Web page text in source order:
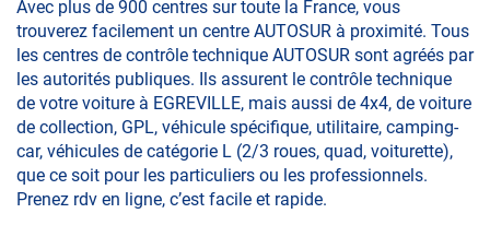
Avec plus de 900 centres sur toute la France, vous
trouverez facilement un centre AUTOSUR à proximité. Tous
les centres de contrôle technique AUTOSUR sont agréés par
les autorités publiques. Ils assurent le contrôle technique
de votre voiture à EGREVILLE, mais aussi de 4x4, de voiture
de collection, GPL, véhicule spécifique, utilitaire, camping-
car, véhicules de catégorie L (2/3 roues, quad, voiturette),
que ce soit pour les particuliers ou les professionnels.
Prenez rdv en ligne, c’est facile et rapide.